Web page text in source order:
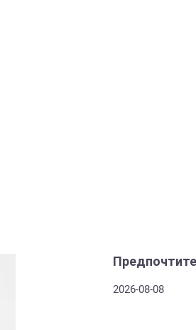
2026-08-08